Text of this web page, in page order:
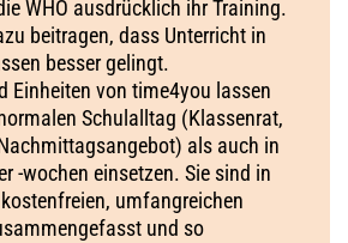
WHO ausdrücklich ihr Training.
beitragen, dass Unterricht in
besser gelingt.
Einheiten von time4you lassen
Schulalltag (Klassenrat,
als auch in
-wochen einsetzen. Sie sind in
umfangreichen
und so